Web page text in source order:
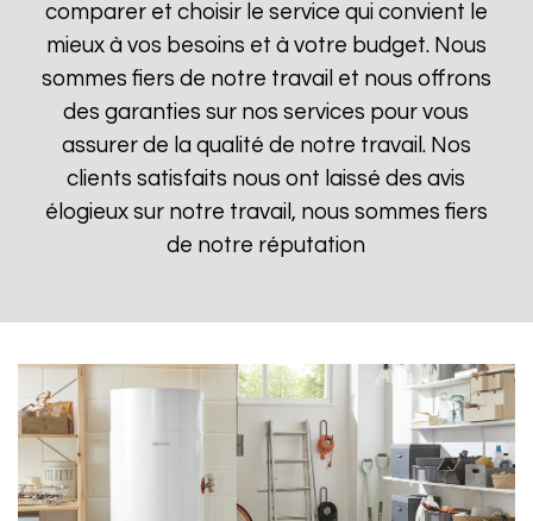
comparer et choisir le service qui convient le
mieux à vos besoins et à votre budget. Nous
sommes fiers de notre travail et nous offrons
des garanties sur nos services pour vous
assurer de la qualité de notre travail. Nos
clients satisfaits nous ont laissé des avis
élogieux sur notre travail, nous sommes fiers
de notre réputation